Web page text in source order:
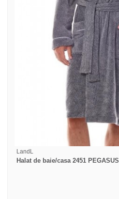
LandL
Halat de baie/casa 2451 PEGASUS